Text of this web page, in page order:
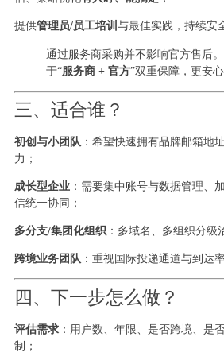
提供管理员/员工培训 与最佳实践，持续安
通过服务商采购并不影响官方售后
于“服务商 + 官方”双重保障，更安心
三、适合谁？
初创与小团队：希望快速拥有品牌邮箱地
力；
成长型企业：需要集中账号与数据管理、
信统一协同；
多分支/集团化组织：多域名、多组织分级
跨境业务团队：重视国际投递通道与到达率
四、下一步怎么做？
评估需求：用户数、年限、是否跨境、是
制；